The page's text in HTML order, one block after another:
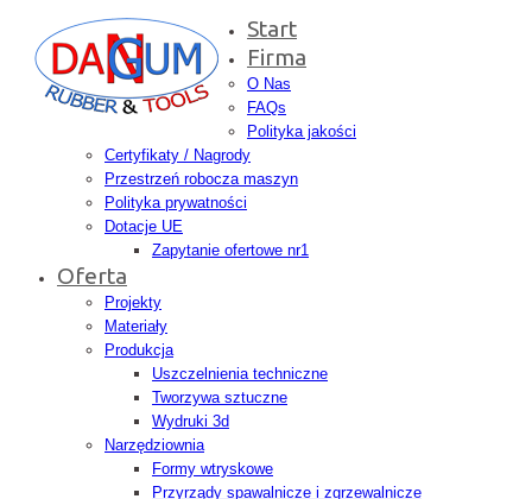
Start
Firma
O Nas
FAQs
Polityka jakości
Certyfikaty / Nagrody
Przestrzeń robocza maszyn
Polityka prywatności
Dotacje UE
Zapytanie ofertowe nr1
Oferta
Projekty
Materiały
Produkcja
Uszczelnienia techniczne
Tworzywa sztuczne
Wydruki 3d
Narzędziownia
Formy wtryskowe
Przyrządy spawalnicze i zgrzewalnicze